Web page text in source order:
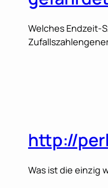
Welches Endzeit-
http://
Was ist die einzig